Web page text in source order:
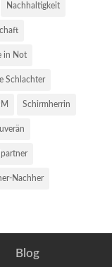
Nachhaltigkeit
in Not
Schlachter
Schirmherrin
Nachher
Blog